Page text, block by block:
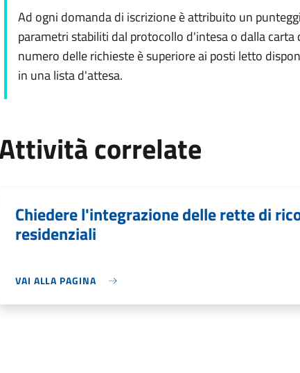
Ad ogni domanda di iscrizione è attribuito un
parametri stabiliti dal protocollo d'intesa o dalla carta
numero delle richieste è superiore ai posti letto
in una lista d'attesa.
correlate
Chiedere l'integrazione delle rette di
residenziali
VAI ALLA PAGINA